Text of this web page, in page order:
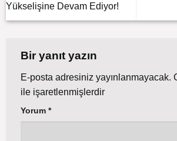
Yükselişine Devam Ediyor!
Bir yanıt yazın
E-posta adresiniz yayınlanmayacak.
ile işaretlenmişlerdir
Yorum *